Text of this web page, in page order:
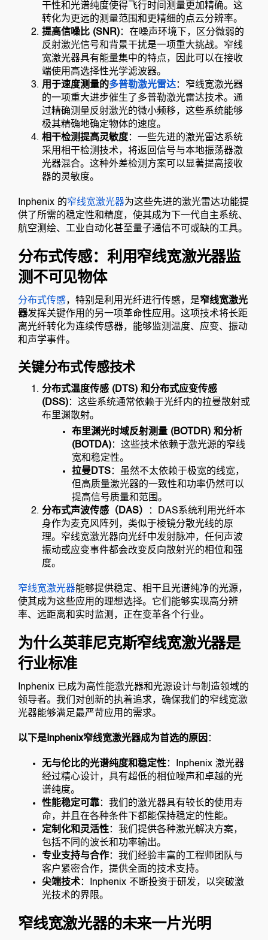
干性和光谱纯度使得飞行时间测量更加精确。这
转化为更远的测量范围和更精细的点云分辨率。
提高信噪比 (SNR)：在噪声环境下，区分微弱的
反射激光信号和背景干扰是一项重大挑战。窄线
宽激光器具有能量集中的特点，因此可以在接收
端使用高选择性光学滤波器。
用于速度测量的多普勒激光雷达：窄线宽激光器
的一项重大进步催生了多普勒激光雷达技术。通
过精确测量反射激光的微小频移，这些系统能够
极其精确地确定物体的速度。
相干检测提高灵敏度：一些先进的激光雷达系统
采用相干检测技术，将返回信号与本地振荡器激
光器混合。这种外差检测方案可以显著提高接收
器的灵敏度。
Inphenix 的窄线宽激光器为这些先进的激光雷达功能提
供了所需的稳定性和精度，使其成为下一代自主系统、
航空测绘、工业自动化甚至量子通信不可或缺的工具。
分布式传感：利用窄线宽激光器监
测不可见物体
分布式传感，特别是利用光纤进行传感，是窄线宽激光
器发挥关键作用的另一项革命性应用。这项技术将长距
离光纤转化为连续传感器，能够监测温度、应变、振动
和声学事件。
关键分布式传感技术
分布式温度传感 (DTS) 和分布式应变传感
(DSS)：这些系统通常依赖于光纤内的拉曼散射或
布里渊散射。
布里渊光时域反射测量 (BOTDR) 和分析
(BOTDA)：这些技术依赖于激光源的窄线
宽和稳定性。
拉曼DTS：虽然不太依赖于极宽的线宽，
但高质量激光器的一致性和功率仍然可以
提高信号质量和范围。
分布式声波传感（DAS）
：DAS系统利用光纤本
身作为麦克风阵列，类似于棱镜分散光线的原
理。窄线宽激光器向光纤中发射脉冲，任何声波
振动或应变事件都会改变反向散射光的相位和强
度。
窄线宽激光器能够提供稳定、相干且光谱纯净的光源，
使其成为这些应用的理想选择。它们能够实现高分辨
率、远距离和实时监测，正在变革各个行业。
为什么英菲尼克斯窄线宽激光器是
行业标准
Inphenix 已成为高性能激光器和光源设计与制造领域的
领导者。我们对创新的执着追求，确保我们的窄线宽激
光器能够满足最严苛应用的需求。
以下是Inphenix窄线宽激光器成为首选的原因 ：
无与伦比的光谱纯度和稳定性：Inphenix 激光器
经过精心设计，具有超低的相位噪声和卓越的光
谱纯度。
性能稳定可靠：我们的激光器具有较长的使用寿
命，并且在各种条件下都能保持稳定的性能。
定制化和灵活性：我们提供各种激光解决方案，
包括不同的波长和功率输出。
专业支持与合作：我们经验丰富的工程师团队与
客户紧密合作，提供全面的技术支持。
尖端技术：Inphenix 不断投资于研发，以突破激
光技术的界限。
窄线宽激光器的未来一片光明